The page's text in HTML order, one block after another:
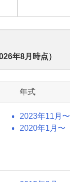
年8月 時点）
年式
2023年11月〜
2020年1月〜